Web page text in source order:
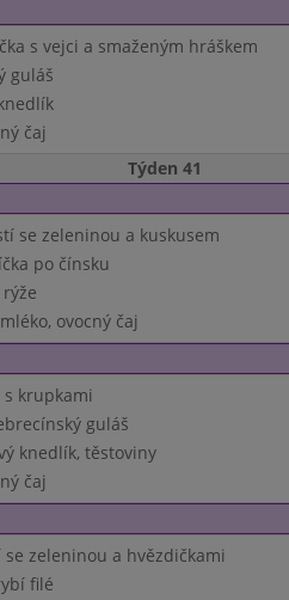
s vejci a smaženým hráškem
guláš
čaj
Týden 41
se zeleninou a kuskusem
po čínsku
ovocný čaj
krupkami
guláš
knedlík, těstoviny
čaj
zeleninou a hvězdičkami
filé